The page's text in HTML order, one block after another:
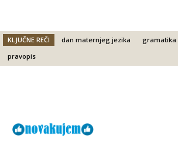
KLJUČNE REČI dan maternjeg jezika gramatika
pravopis